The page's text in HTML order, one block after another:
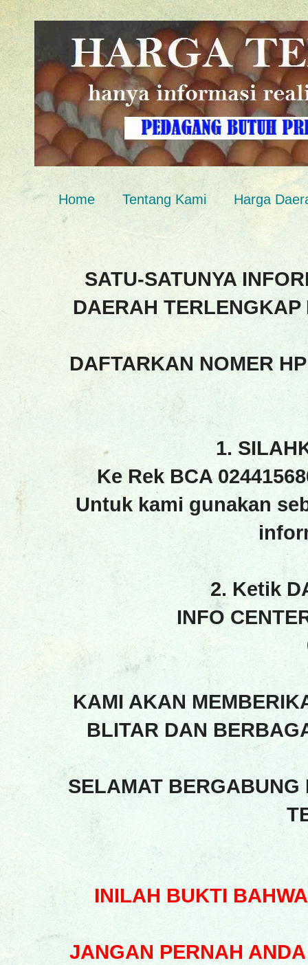
Home Tentang Kami Harga
SATU-SATUNYA
DAERAH TERLENGKAP
DAFTARKAN NOMER
1.
Ke Rek BCA
Untuk kami gunakan
2. Ketik
INFO
KAMI AKAN
BLITAR DAN
SELAMAT
INILAH BUKTI
JANGAN PERNAH